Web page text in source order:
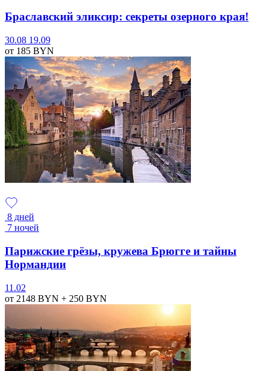
Браславский эликсир: секреты озерного края!
30.08 19.09
от 185 BYN
8 дней
7 ночей
Парижские грёзы, кружева Брюгге и тайны
Нормандии
11.02
от 2148 BYN + 250 BYN